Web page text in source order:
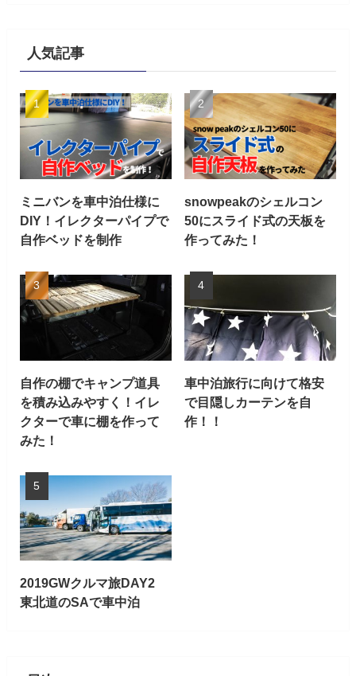
人気記事
ミニバンを車中泊仕様に
DIY！イレクターパイプで
自作ベッドを制作
snowpeakのシェルコン
50にスライド式の天板を
作ってみた！
自作の棚でキャンプ道具
を積み込みやすく！イレ
クターで車に棚を作って
みた！
車中泊旅行に向けて格安
で目隠しカーテンを自
作！！
2019GWクルマ旅DAY2
東北道のSAで車中泊